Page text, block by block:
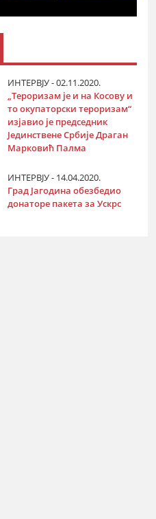
ИНТЕРВЈУ - 02.11.2020.
„Тероризам је и на Косову и
то окупаторски тероризам“
изјавио је председник
Јединствене Србије Драган
Марковић Палма
ИНТЕРВЈУ - 14.04.2020.
Град Јагодина обезбедио
донаторе пакета за Ускрс